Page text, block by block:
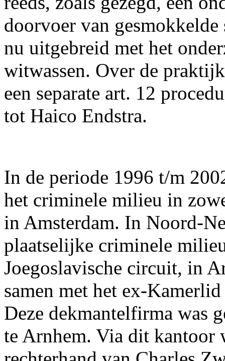
doorvoer van
nu uitgebreid met het
witwassen. Over de
een separate art. 12
tot Haico Endstra.
In de periode 1996 t/m
het criminele milieu in
in Amsterdam. In Noord-
plaatselijke criminele
Joegoslavische circuit, in
samen met het ex-
Deze dekmantelfirma was
te Arnhem. Via dit kantoor